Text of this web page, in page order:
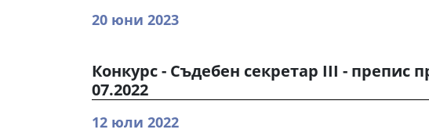
20 юни 2023
Конкурс - Съдебен секретар III - препис
07.2022
12 юли 2022